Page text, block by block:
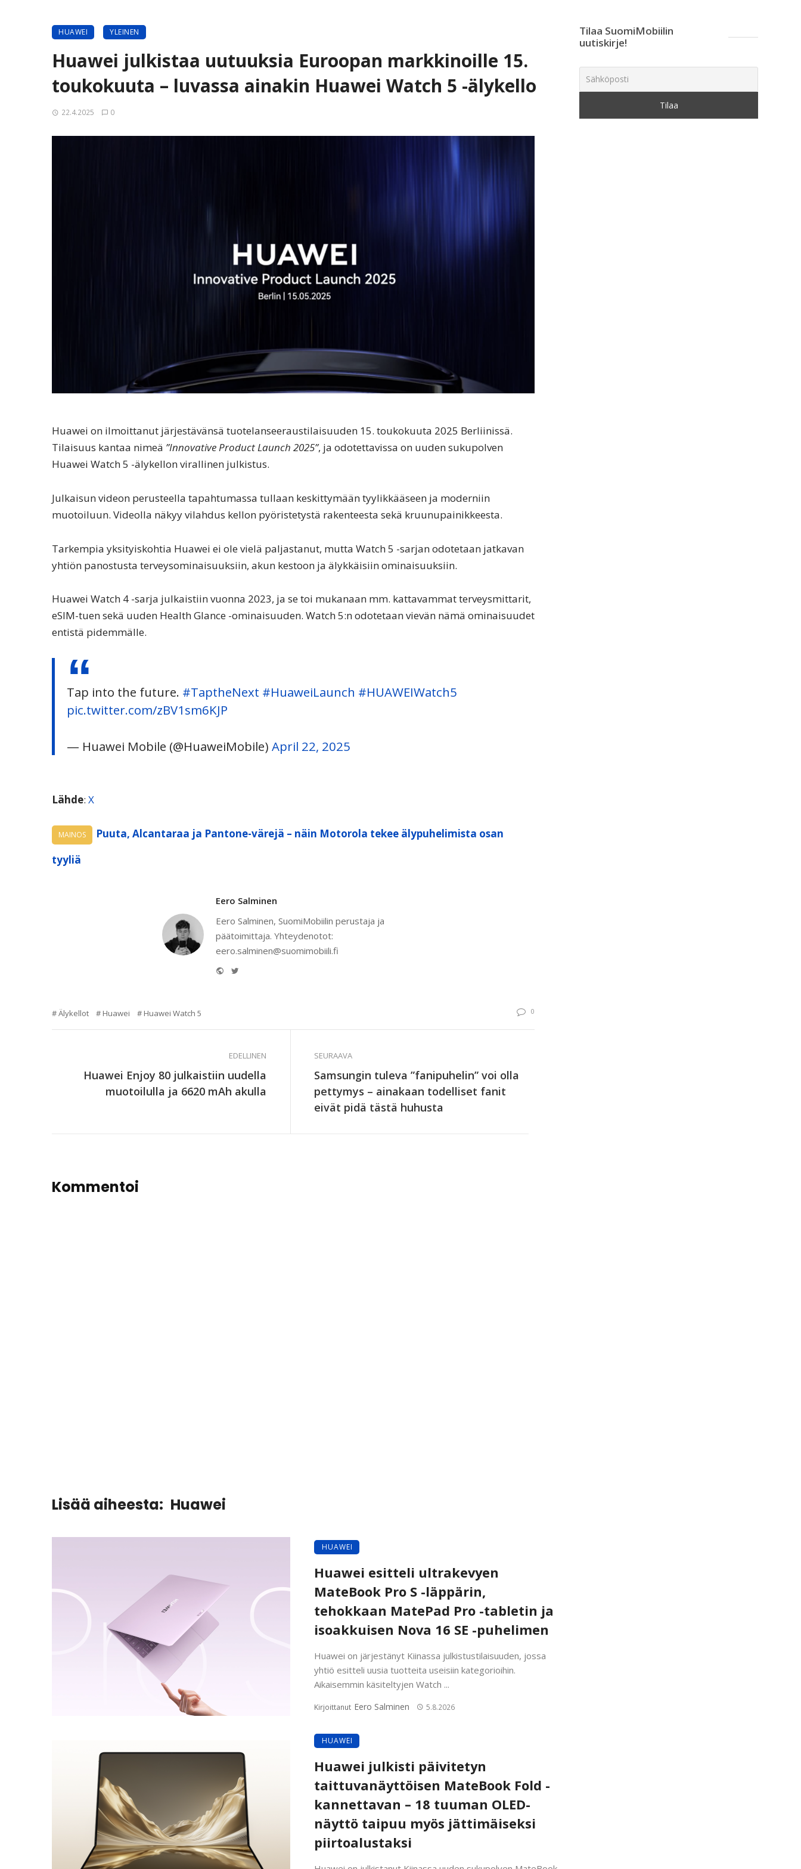
HUAWEI YLEINEN
Huawei julkistaa uutuuksia Euroopan markkinoille 15.
toukokuuta – luvassa ainakin Huawei Watch 5 -älykello
22.4.2025 0
Huawei on ilmoittanut järjestävänsä tuotelanseeraustilaisuuden 15. toukokuuta 2025 Berliinissä.
Tilaisuus kantaa nimeä ”Innovative Product Launch 2025”, ja odotettavissa on uuden sukupolven
Huawei Watch 5 -älykellon virallinen julkistus.
Julkaisun videon perusteella tapahtumassa tullaan keskittymään tyylikkääseen ja moderniin
muotoiluun. Videolla näkyy vilahdus kellon pyöristetystä rakenteesta sekä kruunupainikkeesta.
Tarkempia yksityiskohtia Huawei ei ole vielä paljastanut, mutta Watch 5 -sarjan odotetaan jatkavan
yhtiön panostusta terveysominaisuuksiin, akun kestoon ja älykkäisiin ominaisuuksiin.
Huawei Watch 4 -sarja julkaistiin vuonna 2023, ja se toi mukanaan mm. kattavammat terveysmittarit,
eSIM-tuen sekä uuden Health Glance -ominaisuuden. Watch 5:n odotetaan vievän nämä ominaisuudet
entistä pidemmälle.
Tap into the future. #TaptheNext #HuaweiLaunch #HUAWEIWatch5
pic.twitter.com/zBV1sm6KJP
— Huawei Mobile (@HuaweiMobile)April 22, 2025
Lähde: X
MAINOS
Puuta, Alcantaraa ja Pantone-värejä – näin Motorola tekee älypuhelimista osan
tyyliä
Eero Salminen
Eero Salminen, SuomiMobiilin perustaja ja
päätoimittaja. Yhteydenotot:
eero.salminen@suomimobiili.fi
Website
Älykellot Huawei Huawei Watch 5 0
EDELLINEN
Huawei Enjoy 80 julkaistiin uudella
muotoilulla ja 6620 mAh akulla
SEURAAVA
Samsungin tuleva ”fanipuhelin” voi olla
pettymys – ainakaan todelliset fanit
eivät pidä tästä huhusta
Kommentoi
Lisää aiheesta: Huawei
HUAWEI
Huawei esitteli ultrakevyen
MateBook Pro S -läppärin,
tehokkaan MatePad Pro -tabletin ja
isoakkuisen Nova 16 SE -puhelimen
Huawei on järjestänyt Kiinassa julkistustilaisuuden, jossa
yhtiö esitteli uusia tuotteita useisiin kategorioihin.
Aikaisemmin käsiteltyjen Watch ...
Kirjoittanut Eero Salminen 5.8.2026
HUAWEI
Huawei julkisti päivitetyn
taittuvanäyttöisen MateBook Fold -
kannettavan – 18 tuuman OLED-
näyttö taipuu myös jättimäiseksi
piirtoalustaksi
Tilaa SuomiMobiilin
uutiskirje!